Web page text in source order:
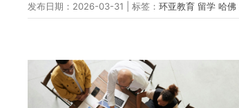
发布日期：2026-03-31 | 标签：环亚教育 留学哈佛